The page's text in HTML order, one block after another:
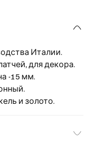
Италии.
для декора.
-15 мм.
и золото.